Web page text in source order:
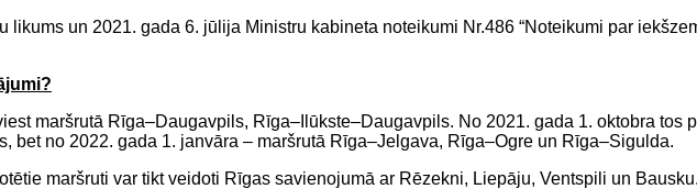
un 2021. gada 6. jūlija Ministru kabineta noteikumi Nr.486 “Noteikumi par
maršrutā Rīga–Daugavpils, Rīga–Ilūkste–Daugavpils. No 2021. gada 1. oktobra tos
no 2022. gada 1. janvāra – maršrutā Rīga–Jelgava, Rīga–Ogre un Rīga–Sigulda.
maršruti var tikt veidoti Rīgas savienojumā ar Rēzekni, Liepāju, Ventspili un Bausku.